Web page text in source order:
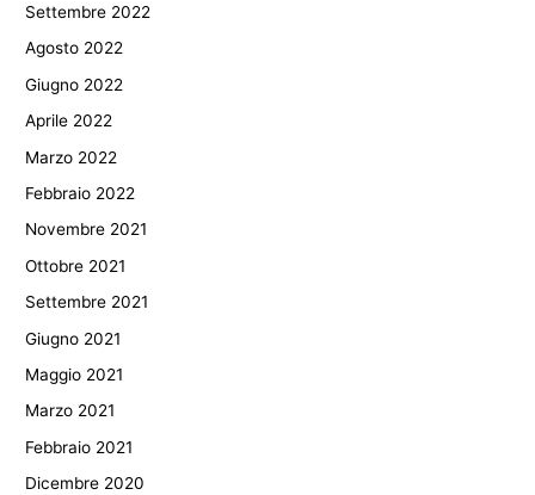
Settembre 2022
Agosto 2022
Giugno 2022
Aprile 2022
Marzo 2022
Febbraio 2022
Novembre 2021
Ottobre 2021
Settembre 2021
Giugno 2021
Maggio 2021
Marzo 2021
Febbraio 2021
Dicembre 2020